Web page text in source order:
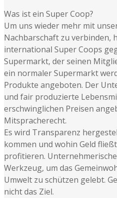
Was ist ein Super Coop?
Um uns wieder mehr mit
Nachbarschaft zu verbinden,
international Super Coops
Supermarkt, der seinen
ein normaler Supermarkt
Produkte angeboten. Der
und fair produzierte
erschwinglichen Preisen
Mitspracherecht.
Es wird Transparenz
kommen und wohin Geld
profitieren.
Werkzeug, um das
Umwelt zu schützen gelebt.
nicht das Ziel.